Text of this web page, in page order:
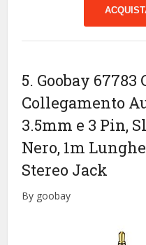
5. Goobay 67783
Collegamento
3.5mm e 3 Pin,
Nero, 1m
Stereo Jack
By goobay